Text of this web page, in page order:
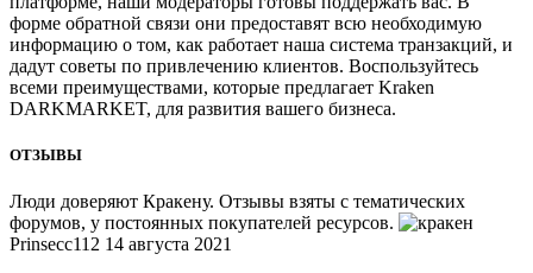
форме обратной связи они предоставят всю необходимую
информацию о том, как работает наша система транзакций, и
дадут советы по привлечению клиентов. Воспользуйтесь
всеми преимуществами, которые предлагает Kraken
DARKMARKET, для развития вашего бизнеса.
ОТЗЫВЫ
Люди доверяют Кракену. Отзывы взяты с тематических
форумов, у постоянных покупателей ресурсов.
Prinsecc112 14 августа 2021